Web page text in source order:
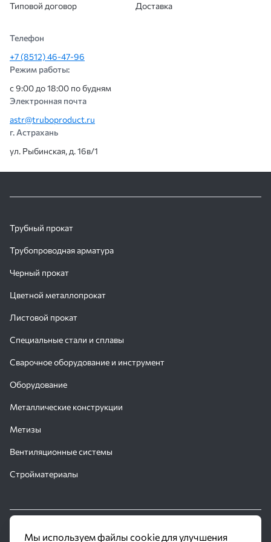
Типовой договор
Доставка
Телефон
+7 (8512) 46-47-96
Режим работы:
с 9:00 до 18:00 по будням
Электронная почта
astr@truboproduct.ru
г. Астрахань
ул. Рыбинская, д. 16в/1
Трубный прокат
Трубопроводная арматура
Черный прокат
Цветной металлопрокат
Листовой прокат
Специальные стали и сплавы
Сварочное оборудование и инструмент
Оборудование
Металлические конструкции
Метизы
Вентиляционные системы
Стройматериалы
© 2016 - 2026 Производственное объединение «Трубное
Мы используем файлы cookie для улучшения